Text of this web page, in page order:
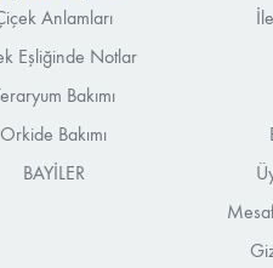
Anlamları
Eşliğinde Notlar
Bakımı
Orkide Bakımı
BAYİLER